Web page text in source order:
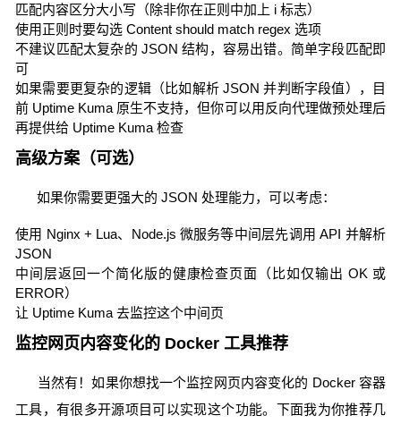
匹配内容区分大小写（除非你在正则中加上 i 标志）
使用正则时要勾选 Content should match regex 选项
不建议匹配太复杂的 JSON 结构，容易出错。简单字段匹配即
可
如果需要更复杂的逻辑（比如解析 JSON 并判断字段值），目
前 Uptime Kuma 原生不支持，但你可以用反向代理做预处理后
再提供给 Uptime Kuma 检查
高级方案（可选）
如果你需要更强大的 JSON 处理能力，可以考虑：
使用 Nginx + Lua、Node.js 微服务等中间层先调用 API 并解析
JSON
中间层返回一个简化版的健康检查页面（比如仅输出 OK 或
ERROR）
让 Uptime Kuma 去监控这个中间页
监控网页内容变化的 Docker 工具推荐
当然有！如果你想找一个监控网页内容变化的 Docker 容器
工具，有很多开源项目可以实现这个功能。下面我为你推荐几